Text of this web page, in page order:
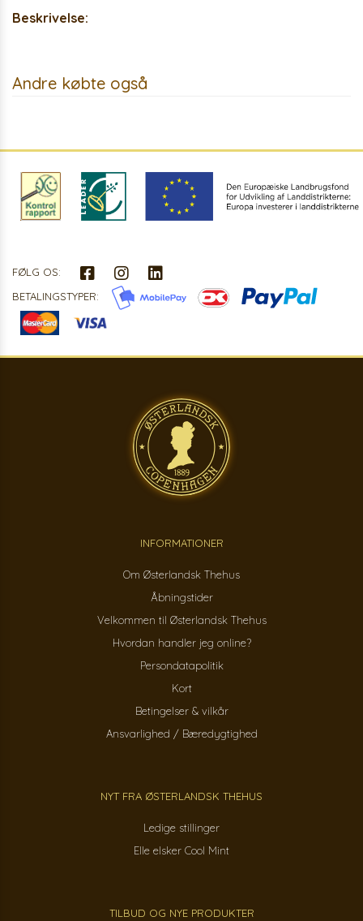
Beskrivelse:
Andre købte også
FØLG OS:
BETALINGSTYPER:
INFORMATIONER
Om Østerlandsk Thehus
Åbningstider
Velkommen til Østerlandsk Thehus
Hvordan handler jeg online?
Persondatapolitik
Kort
Betingelser & vilkår
Ansvarlighed / Bæredygtighed
NYT FRA ØSTERLANDSK THEHUS
Ledige stillinger
Elle elsker Cool Mint
TILBUD OG NYE PRODUKTER